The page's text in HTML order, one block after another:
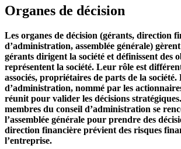
Organes de décision
Les organes de décision (gérants, direction
d’administration, assemblée générale)
gérants dirigent la société et définissent des
représentent la société. Leur rôle est
associés, propriétaires de parts de la société.
d’administration, nommé par les
réunit pour valider les décisions
membres du conseil d’administration se
l’assemblée générale pour prendre des
direction financière prévient des risques
l’entreprise.